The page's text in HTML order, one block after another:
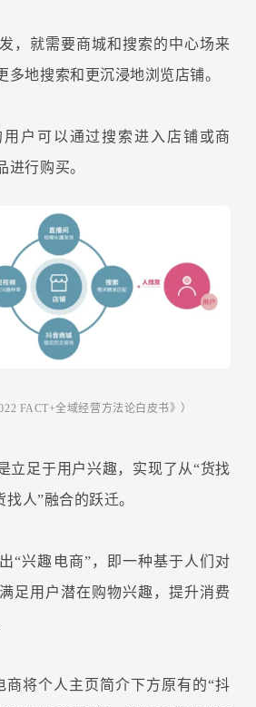
，就需要商城和搜索的中心场来
多地搜索和更沉浸地浏览店铺。
户可以通过搜索进入店铺或商
进行购买。
FACT+全域经营方法论白皮书》）
立足于用户兴趣，实现了从“货找
找人”融合的跃迁。
“兴趣电商”，即一种基于人们对
足用户潜在购物兴趣，提升消费
商将个人主页简介下方原有的“抖